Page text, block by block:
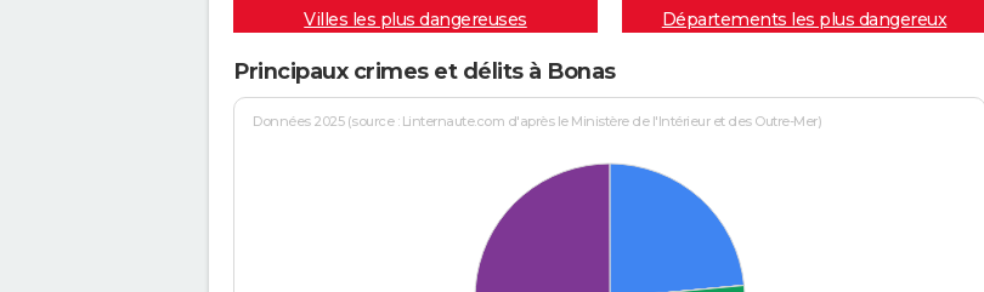
Villes les plus dangereuses Départements les plus dangereux
Principaux crimes et délits à Bonas
Données 2025 (source : Linternaute.com d'après le Ministère de l'Intérieur et des Outre-Mer)